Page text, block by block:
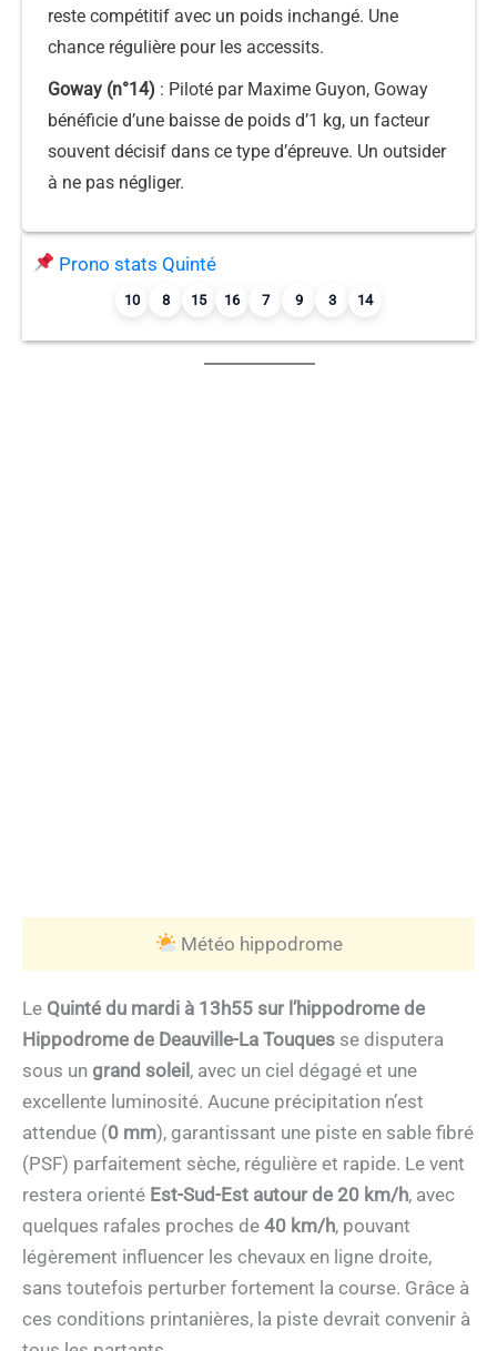
reste compétitif avec un poids inchangé. Une
chance régulière pour les accessits.
Goway (n°14) : Piloté par Maxime Guyon, Goway
bénéficie d’une baisse de poids d’1 kg, un facteur
souvent décisif dans ce type d’épreuve. Un outsider
à ne pas négliger.
Prono stats Quinté
10 8 15 16 7 9 3 14
Météo hippodrome
Le Quinté du mardi à 13h55 sur l’hippodrome de
Hippodrome de Deauville-La Touques se disputera
sous un grand soleil, avec un ciel dégagé et une
excellente luminosité. Aucune précipitation n’est
attendue (0 mm), garantissant une piste en sable fibré
(PSF) parfaitement sèche, régulière et rapide. Le vent
restera orienté Est-Sud-Est autour de 20 km/h, avec
quelques rafales proches de 40 km/h, pouvant
légèrement influencer les chevaux en ligne droite,
sans toutefois perturber fortement la course. Grâce à
ces conditions printanières, la piste devrait convenir à